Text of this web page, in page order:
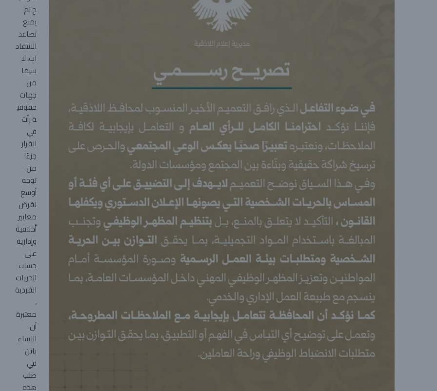
ح لم
يمنع
تصاعد
الانتقاد
ات، لا
سيما
من
جهات
حقوقي
ة رأت
في
القرار
جزءًا
من
توجه
أوسع
لفرض
معايير
أخلاقية
وإدارية
على
حساب
الحريات
الفردية
،
معتبرة
أن
النساء
باتن
في
صلب
هذه